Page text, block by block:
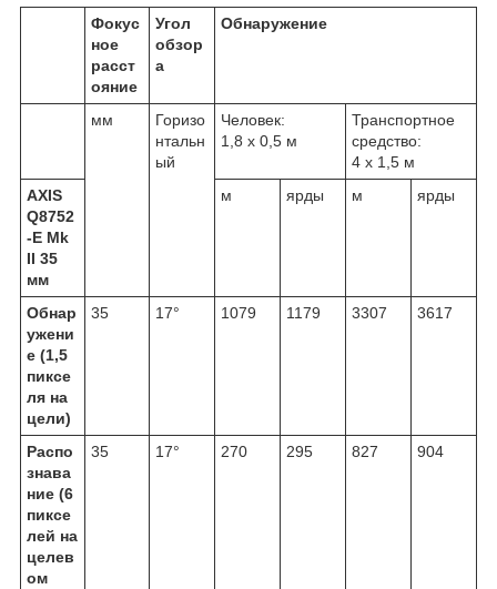
Фокус
ное
расст
ояние
Угол
обзор
а
Обнаружение
мм
Горизо
нтальн
ый
Человек:
1,8 x 0,5 м
Транспортное
средство:
4 x 1,5 м
AXIS
Q8752
-E Mk
II 35
мм
м ярды м ярды
Обнар
ужени
е (1,5
пиксе
ля на
цели)
35 17° 1079 1179 3307 3617
Распо
знава
ние (6
пиксе
лей на
целев
ом
35 17° 270 295 827 904